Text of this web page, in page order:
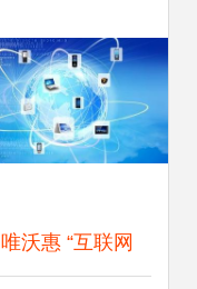
唯沃惠 “互联网